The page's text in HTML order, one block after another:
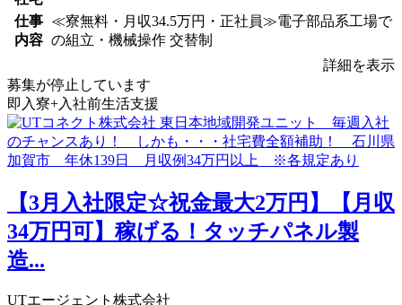
仕事
内容
≪寮無料・月収34.5万円・正社員≫電子部品系工場で
の組立・機械操作 交替制
詳細を表示
募集が停止しています
即入寮+入社前生活支援
【3月入社限定☆祝金最大2万円】【月収
34万円可】稼げる！タッチパネル製
造...
UTエージェント株式会社